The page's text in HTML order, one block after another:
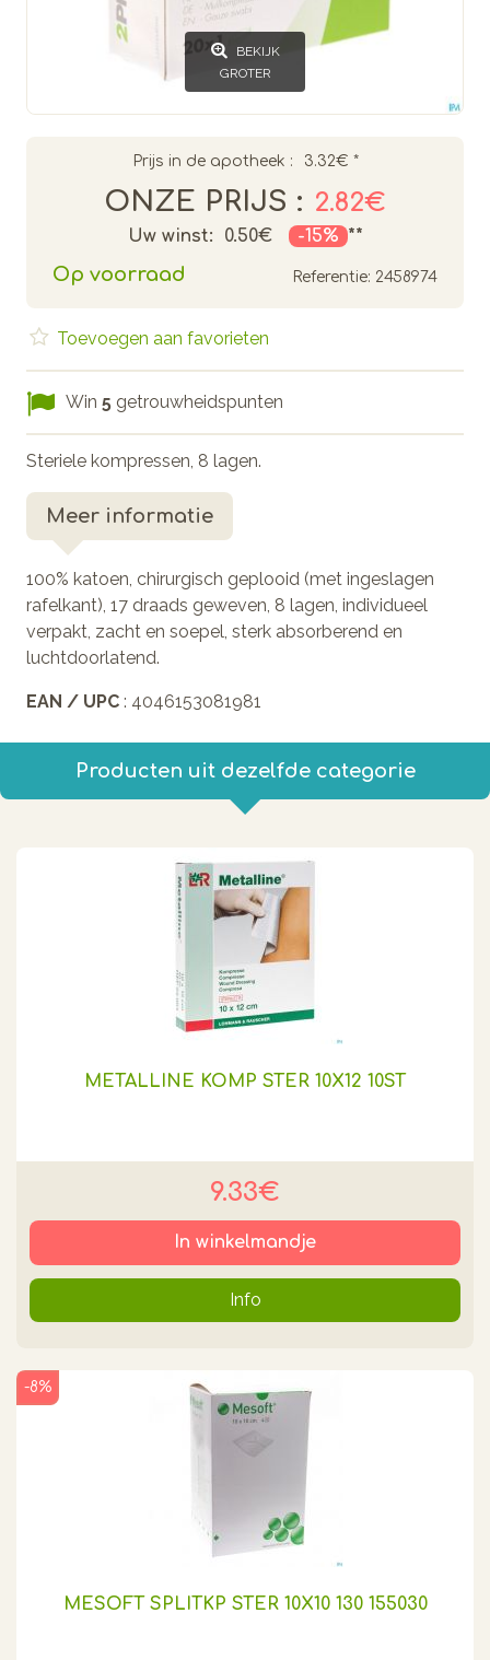
BEKIJK
GROTER
Prijs in de apotheek : 3.32€ *
ONZE PRIJS : 2.82€
Uw winst: 0.50€ -15% **
Op voorraad Referentie: 2458974
Toevoegen aan favorieten
Win 5 getrouwheidspunten
Steriele kompressen, 8 lagen.
Meer informatie
100% katoen, chirurgisch geplooid (met ingeslagen
rafelkant), 17 draads geweven, 8 lagen, individueel
verpakt, zacht en soepel, sterk absorberend en
luchtdoorlatend.
EAN / UPC : 4046153081981
Producten uit dezelfde categorie
METALLINE KOMP STER 10X12 10ST
9.33€
In winkelmandje
Info
MESOFT SPLITKP STER 10X10 130 155030
-8%